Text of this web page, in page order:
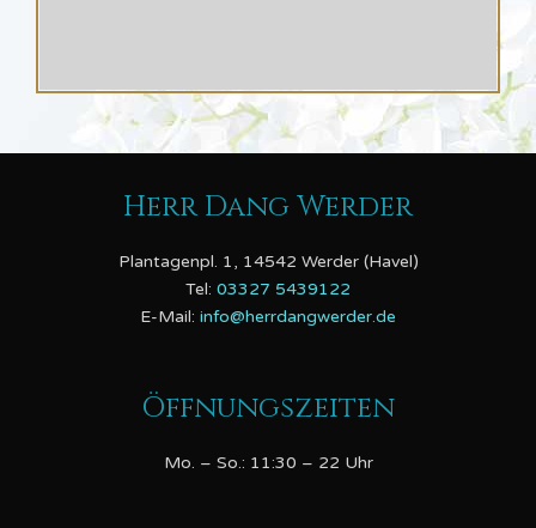
Herr Dang Werder
Plantagenpl. 1, 14542 Werder (Havel)
Tel: 03327 5439122
E-Mail: info@herrdangwerder.de
Öffnungszeiten
Mo. – So.: 11:30 – 22 Uhr